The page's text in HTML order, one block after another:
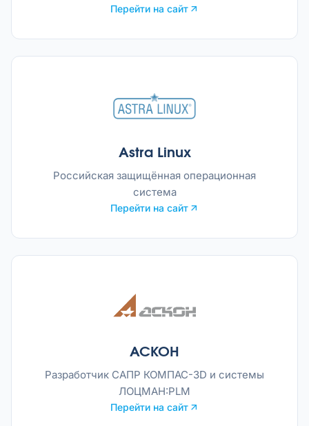
Перейти на сайт
Astra Linux
Российская защищённая операционная
система
Перейти на сайт
АСКОН
Разработчик САПР КОМПАС-3D и системы
ЛОЦМАН:PLM
Перейти на сайт